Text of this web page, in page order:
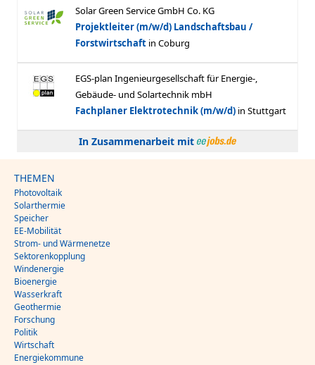
In Zusammenarbeit mit
THEMEN
Photovoltaik
Solarthermie
Speicher
EE-Mobilität
Strom- und Wärmenetze
Sektorenkopplung
Windenergie
Bioenergie
Wasserkraft
Geothermie
Forschung
Politik
Wirtschaft
Energiekommune